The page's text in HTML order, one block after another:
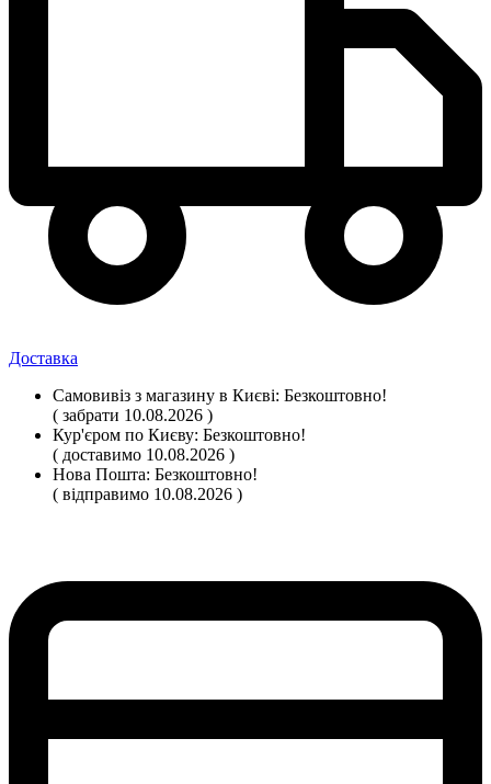
Доставка
Самовивіз з магазину в Києві: Безкоштовно!
( забрати 10.08.2026 )
Кур'єром по Києву: Безкоштовно!
( доставимо 10.08.2026 )
Нова Пошта: Безкоштовно!
( відправимо 10.08.2026 )